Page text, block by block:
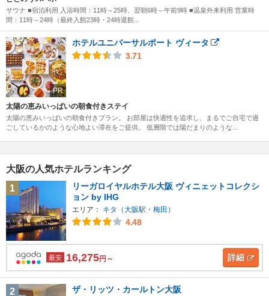
サウナ ■宿泊利用 入浴時間：11時～25時、翌朝6時～午前9時 ■温泉外来利用 営業時
間：11時～24時（最終入館23時・24時退館...
PR
ホテルユニバーサルポート ヴィータ
3.71
太陽の恵みいっぱいの朝食付きステイ
太陽の恵みいっぱいの朝食付きプラン。 お部屋は快適性を追求し、まるでご自宅で過
ごしているかのような心地よい滞在をご提供。 低層階では陽だまりのような...
大阪の人気ホテルランキング
1
リーガロイヤルホテル大阪 ヴィニェットコレクシ
ョン by IHG
エリア： キタ（大阪駅・梅田）
4.48
最安 16,275円～ 詳細
2 ザ・リッツ・カールトン大阪